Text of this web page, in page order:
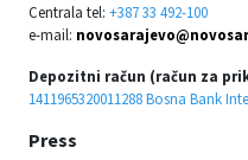
Centrala tel: +387 33 492-100
e-mail:
Depozitni račun (račun za
1411965320011288 Bosna Bank
Press